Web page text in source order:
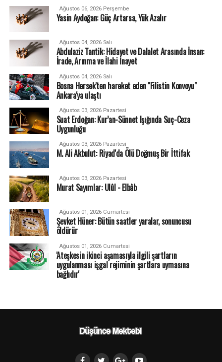
Ağustos 06, 2026 Perşembe
Yasin Aydoğan: Güç Artarsa, Yük Azalır
Ağustos 04, 2026 Salı
Abdulaziz Tantik: Hidayet ve Dalalet Arasında İnsan:
İrade, Arınma ve İlahi İnayet
Ağustos 04, 2026 Salı
Bosna Hersek'ten hareket eden "Filistin Konvoyu"
Ankara'ya ulaştı
Ağustos 03, 2026 Pazartesi
Suat Erdoğan: Kur’an-Sünnet Işığında Suç-Ceza
Uygunluğu
Ağustos 03, 2026 Pazartesi
M. Ali Akbulut: Riyad'da Ölü Doğmuş Bir İttifak
Ağustos 03, 2026 Pazartesi
Murat Sayımlar: Ulûl - Elbâb
Ağustos 01, 2026 Cumartesi
Şevket Hüner: Bütün saatler yaralar, sonuncusu
öldürür
Ağustos 01, 2026 Cumartesi
'Ateşkesin ikinci aşamasıyla ilgili şartların
uygulanması işgal rejiminin şartlara uymasına
bağlıdır'